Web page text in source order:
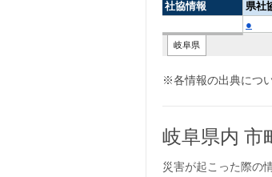
※各情報の出典につ
岐阜県内 市
災害が起こった際の